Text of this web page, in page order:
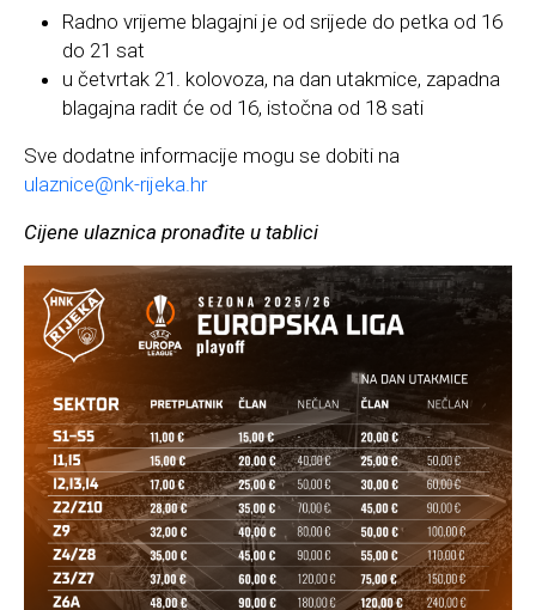
Radno vrijeme blagajni je od srijede do petka od 16
do 21 sat
u četvrtak 21. kolovoza, na dan utakmice, zapadna
blagajna radit će od 16, istočna od 18 sati
Sve dodatne informacije mogu se dobiti na
ulaznice@nk-rijeka.hr
Cijene ulaznica pronađite u tablici